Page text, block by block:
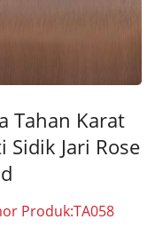
Tahan Karat
Sidik Jari Rose
Produk:TA058